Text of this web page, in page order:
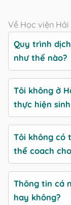
Về Học viện
Quy trình
như thế nào?
Tôi không ở
thực hiện
Tôi không có
thể coach
Thông tin cá
hay không?